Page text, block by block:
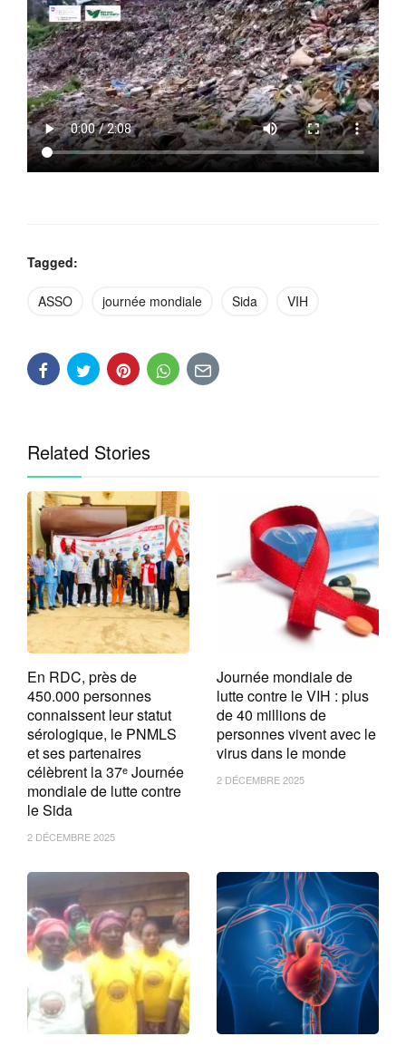
Tagged:
ASSO journée mondiale Sida VIH
Related Stories
En RDC, près de
450.000 personnes
connaissent leur statut
sérologique, le PNMLS
et ses partenaires
célèbrent la 37ᵉ Journée
mondiale de lutte contre
le Sida
2 DÉCEMBRE 2025
Journée mondiale de
lutte contre le VIH : plus
de 40 millions de
personnes vivent avec le
virus dans le monde
2 DÉCEMBRE 2025